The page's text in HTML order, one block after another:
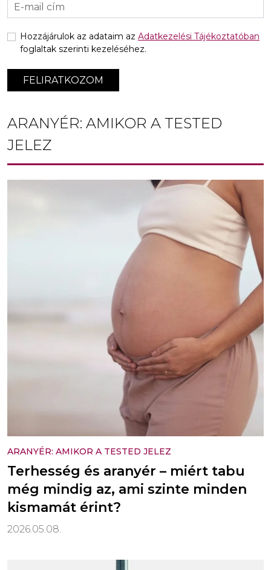
FELIRATKOZOM
Hozzájárulok az adataim az Adatkezelési Tájékoztatóban
foglaltak szerinti kezeléséhez.
ARANYÉR: AMIKOR A TESTED
JELEZ
ARANYÉR: AMIKOR A TESTED JELEZ
Terhesség és aranyér – miért tabu
még mindig az, ami szinte minden
kismamát érint?
2026.05.08.